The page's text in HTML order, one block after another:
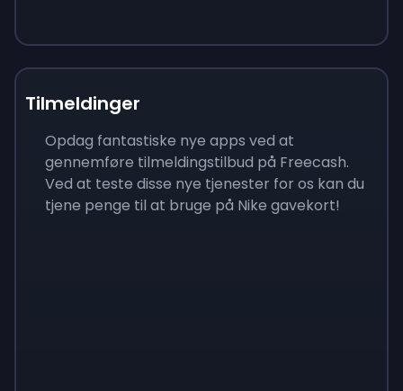
Tilmeldinger
Opdag fantastiske nye apps ved at
gennemføre tilmeldingstilbud på Freecash.
Ved at teste disse nye tjenester for os kan du
tjene penge til at bruge på Nike gavekort!